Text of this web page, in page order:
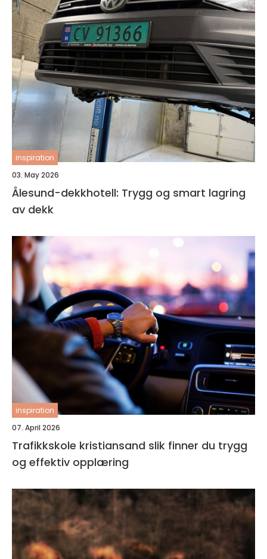
inspiration
03. May 2026
Ålesund-dekkhotell: Trygg og smart lagring
av dekk
inspiration
07. April 2026
Trafikkskole kristiansand slik finner du trygg
og effektiv opplæring